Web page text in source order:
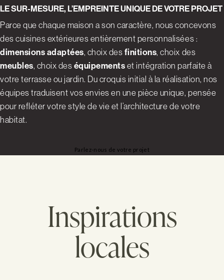
LE SUR-MESURE, L’EMPREINTE UNIQUE DE VOTRE PROJET
Parce que chaque maison a son caractère, nous concevons
des cuisines extérieures entièrement personnalisées :
dimensions adaptées, choix desfinitions, choix des
meubles, choix deséquipementset intégration parfaite à
votre terrasse ou jardin. Du croquis initial à la réalisation, nos
équipes traduisent vos envies en une pièce unique, pensée
pour refléter votre style de vie et l’architecture de votre
habitat.
Parlez-nous de votre projet
Inspirations
locales